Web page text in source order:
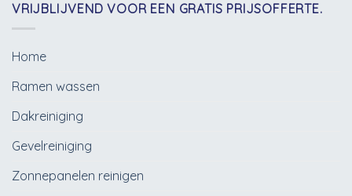
VRIJBLIJVEND VOOR EEN GRATIS PRIJSOFFERTE.
Home
Ramen wassen
Dakreiniging
Gevelreiniging
Zonnepanelen reinigen